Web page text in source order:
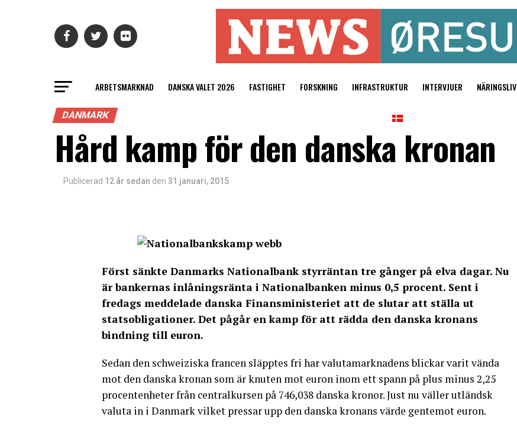
ARBETSMARKNAD DANSKA VALET 2026 FASTIGHET FORSKNING INFRASTRUKTUR INTERVJUER NÄRINGSLIV
DANMARK
Hård kamp för den danska kronan
Publicerad 12 år sedan den 31 januari, 2015
Först sänkte Danmarks Nationalbank styrräntan tre gånger på elva dagar. Nu
är bankernas inlåningsränta i Nationalbanken minus 0,5 procent. Sent i
fredags meddelade danska Finansministeriet att de slutar att ställa ut
statsobligationer. Det pågår en kamp för att rädda den danska kronans
bindning till euron.
Sedan den schweiziska francen släpptes fri har valutamarknadens blickar varit vända
mot den danska kronan som är knuten mot euron inom ett spann på plus minus 2,25
procentenheter från centralkursen på 746,038 danska kronor. Just nu väller utländsk
valuta in i Danmark vilket pressar upp den danska kronans värde gentemot euron.